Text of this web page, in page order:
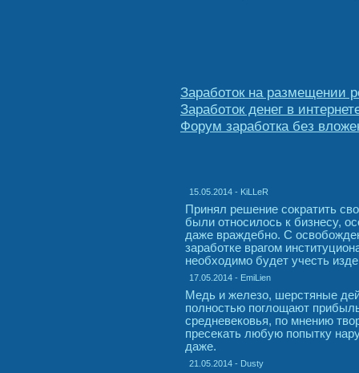
Заработок на размещении
Заработок денег в
Форум заработка без
15.05.2014 - KiLLeR
Принял решение сократить
были относилось к бизнесу,
даже враждебно. С
заработке врагом
необходимо будет учесть
17.05.2014 - EmiLien
Медь и железо, шерстяные
полностью поглощают
средневековья, по мнению
пресекать любую попытку
даже.
21.05.2014 - Dusty